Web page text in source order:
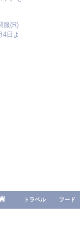
服(R)
日よ
トラベル フード